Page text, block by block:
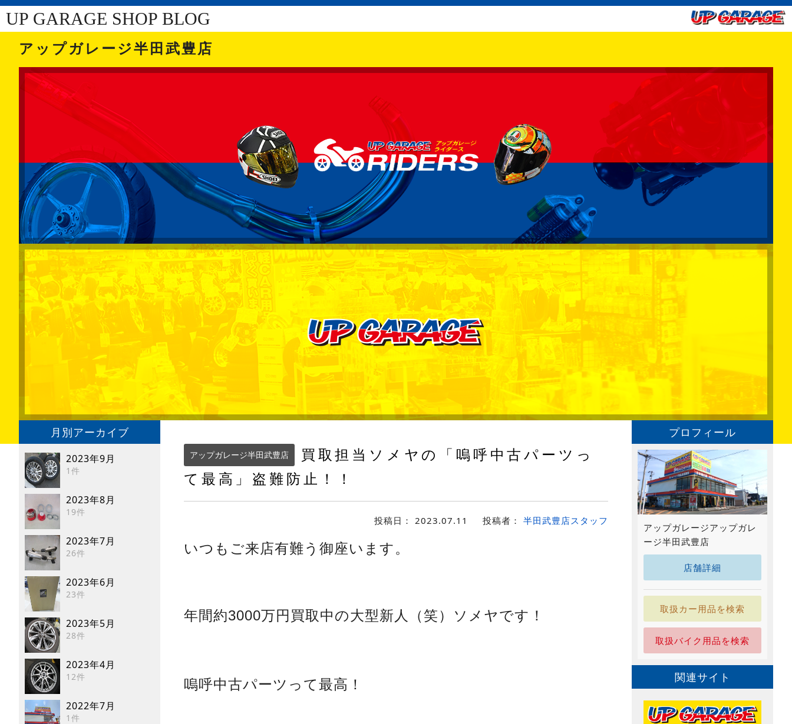
UP GARAGE SHOP BLOG
アップガレージ半田武豊店
月別アーカイブ
2023年9月
1件
2023年8月
19件
2023年7月
26件
2023年6月
23件
2023年5月
28件
2023年4月
12件
2022年7月
1件
アップガレージ半田武豊店
買取担当ソメヤの「嗚呼中古パーツっ
て最高」盗難防止！！
投稿日： 2023.07.11 投稿者： 半田武豊店スタッフ
いつもご来店有難う御座います。
年間約3000万円買取中の大型新人（笑）ソメヤです！
嗚呼中古パーツって最高！
プロフィール
アップガレージアップガレ
ージ半田武豊店
店舗詳細
取扱カー用品を検索
取扱バイク用品を検索
関連サイト